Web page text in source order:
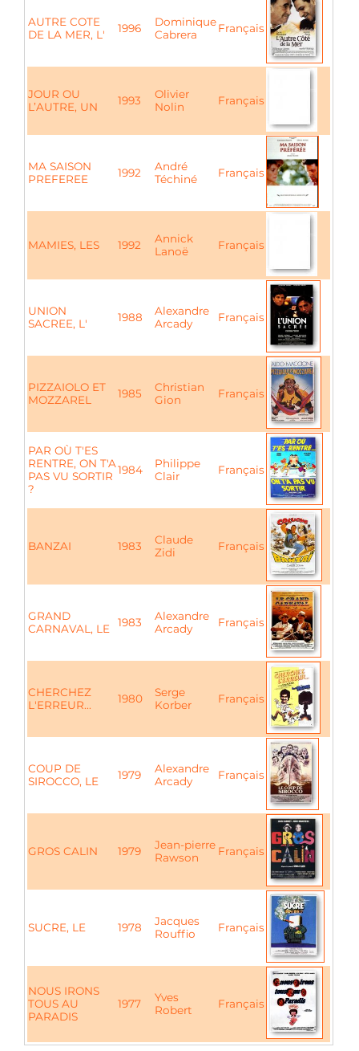
AUTRE COTE
DE LA MER, L'
1996
Dominique
Cabrera
Français
JOUR OU
L’AUTRE, UN
1993
Olivier
Nolin
Français
MA SAISON
PREFEREE
1992
André
Téchiné
Français
MAMIES, LES 1992
Annick
Lanoë
Français
UNION
SACREE, L'
1988
Alexandre
Arcady
Français
PIZZAIOLO ET
MOZZAREL
1985
Christian
Gion
Français
PAR OÙ T'ES
RENTRE, ON T'A
PAS VU SORTIR
?
1984
Philippe
Clair
Français
BANZAI 1983
Claude
Zidi
Français
GRAND
CARNAVAL, LE
1983
Alexandre
Arcady
Français
CHERCHEZ
L'ERREUR...
1980
Serge
Korber
Français
COUP DE
SIROCCO, LE
1979
Alexandre
Arcady
Français
GROS CALIN 1979
Jean-pierre
Rawson
Français
SUCRE, LE 1978
Jacques
Rouffio
Français
NOUS IRONS
TOUS AU
PARADIS
1977
Yves
Robert
Français